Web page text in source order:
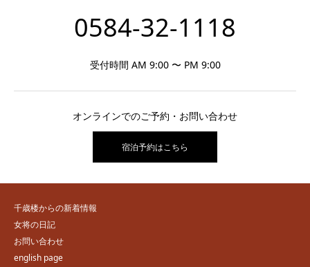
0584-32-1118
受付時間 AM 9:00 〜 PM 9:00
オンラインでのご予約・お問い合わせ
宿泊予約はこちら
千歳楼からの新着情報
女将の日記
お問い合わせ
english page